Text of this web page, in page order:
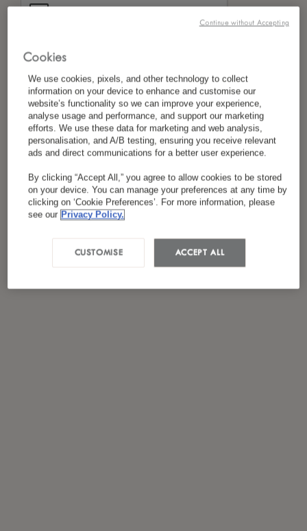
Cookies
We use cookies, pixels, and other technology to collect
information on your device to enhance and customise our
website’s functionality so we can improve your experience,
analyse usage and performance, and support our marketing
efforts. We use these data for marketing and web analysis,
personalisation, and A/B testing, ensuring you receive relevant
ads and direct communications for a better user experience.
By clicking “Accept All,” you agree to allow cookies to be stored
on your device. You can manage your preferences at any time by
clicking on ‘Cookie Preferences’. For more information, please
see our Privacy Policy.
ACCEPT ALL
CUSTOMISE
Continue without Accepting